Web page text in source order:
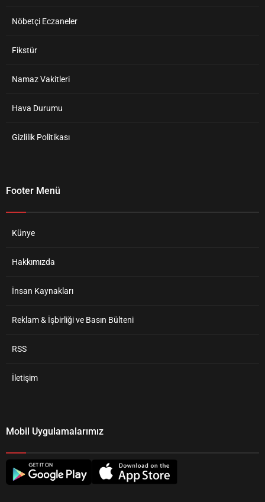
Nöbetçi Eczaneler
Fikstür
Namaz Vakitleri
Hava Durumu
Gizlilik Politikası
Footer Menü
Künye
Hakkımızda
İnsan Kaynakları
Reklam & İşbirliği ve Basın Bülteni
RSS
İletişim
Mobil Uygulamalarımız